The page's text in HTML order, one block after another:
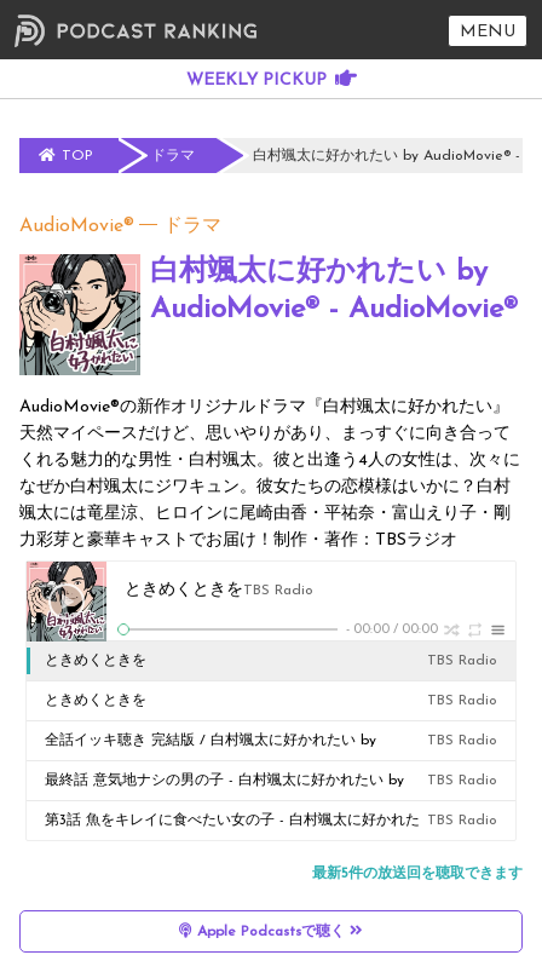
MENU
TOP ドラマ 白村颯太に好かれたい by AudioMovie® -
AudioMovie® ドラマ
白村颯太に好かれたい by
AudioMovie® - AudioMovie®
AudioMovie®の新作オリジナルドラマ『白村颯太に好かれたい』
天然マイペースだけど、思いやりがあり、まっすぐに向き合って
くれる魅力的な男性・白村颯太。彼と出逢う4人の女性は、次々に
なぜか白村颯太にジワキュン。彼女たちの恋模様はいかに？白村
颯太には竜星涼、ヒロインに尾崎由香・平祐奈・富山えり子・剛
力彩芽と豪華キャストでお届け！制作・著作：TBSラジオ
ときめくときをTBS Radio
- 00:00 / 00:00
ときめくときを TBS Radio
ときめくときを TBS Radio
全話イッキ聴き 完結版 / 白村颯太に好かれたい by
AudioMovie®
TBS Radio
最終話 意気地ナシの男の子 - 白村颯太に好かれたい by
AudioMovie®
TBS Radio
第3話 魚をキレイに食べたい女の子 - 白村颯太に好かれた TBS Radio
最新5件の放送回を聴取できます
Apple Podcastsで聴く